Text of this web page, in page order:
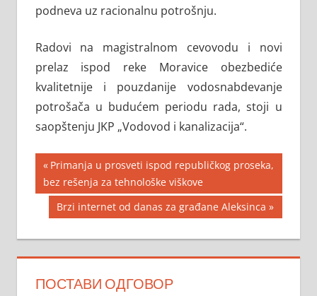
podneva uz racionalnu potrošnju.
Radovi na magistralnom cevovodu i novi
prelaz ispod reke Moravice obezbediće
kvalitetnije i pouzdanije vodosnabdevanje
potrošača u budućem periodu rada, stoji u
saopštenju JKP „Vodovod i kanalizacija“.
Кретање
чланка
Previous
Post:
Primanja u prosveti ispod republičkog proseka,
bez rešenja za tehnološke viškove
Next
Post:
Brzi internet od danas za građane Aleksinca
ПОСТАВИ ОДГОВОР